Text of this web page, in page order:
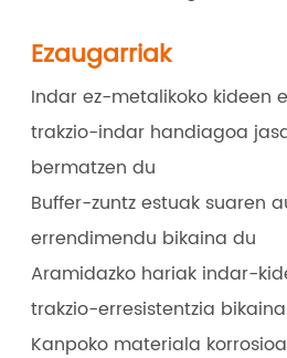
Ezaugarriak
Indar ez-metalikoko kideen
trakzio-indar handiagoa
bermatzen du
Buffer-zuntz estuak suaren
errendimendu bikaina du
Aramidazko hariak indar-
trakzio-erresistentzia
Kanpoko materiala